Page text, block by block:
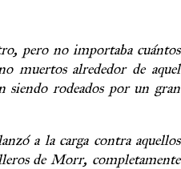
pero no importaba cuántos
muertos alrededor de aquel
siendo rodeados por un gran
a la carga contra aquellos
de Morr, completamente